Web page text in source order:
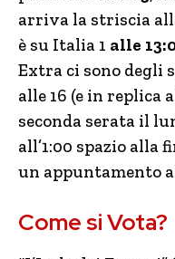
arriva la striscia
è su Italia 1 alle
Extra ci sono degli
alle 16 (e in replica
seconda serata il
all’1:00 spazio alla
un appuntamento
Come si Vota?